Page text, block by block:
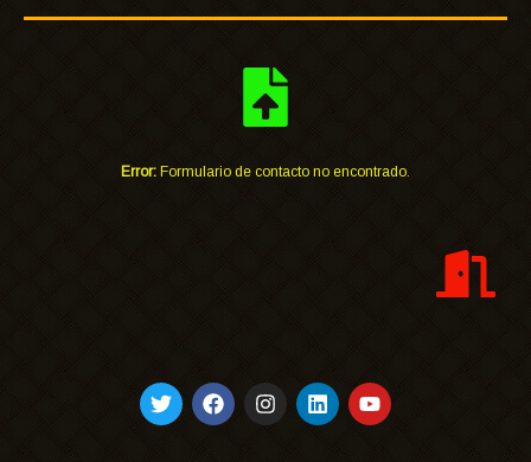
Error: Formulario de contacto no encontrado.